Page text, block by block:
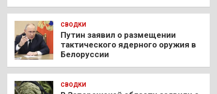
СВОДКИ
Путин заявил о размещении
тактического ядерного оружия в
Белоруссии
СВОДКИ